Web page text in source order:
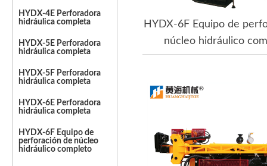
HYDX-4E Perforadora
hidráulica completa
HYDX-5E Perforadora
hidráulica completa
HYDX-5F Perforadora
hidráulica completa
HYDX-6E Perforadora
hidráulica completa
HYDX-6F Equipo de
perforación de núcleo
hidráulico completo
HYDX-6F Equipo de
núcleo hidráulico